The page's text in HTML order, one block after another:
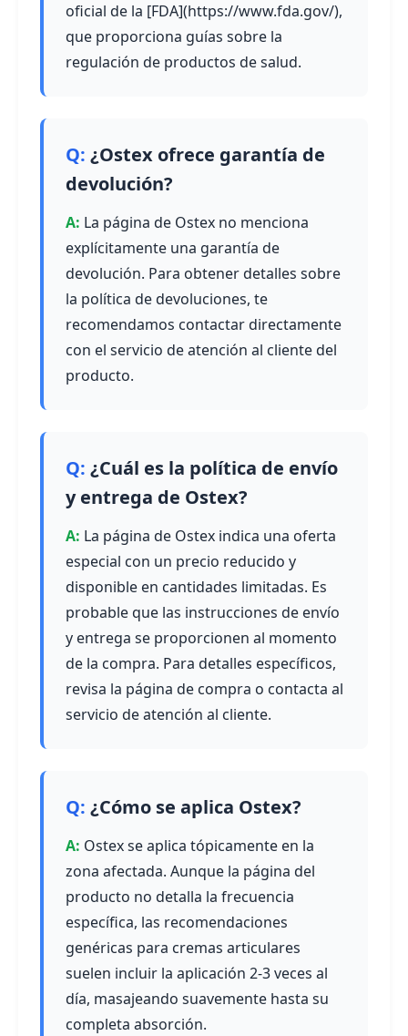
oficial de la [FDA](https://www.fda.gov/),
que proporciona guías sobre la
regulación de productos de salud.
¿Ostex ofrece garantía de
devolución?
La página de Ostex no menciona
explícitamente una garantía de
devolución. Para obtener detalles sobre
la política de devoluciones, te
recomendamos contactar directamente
con el servicio de atención al cliente del
producto.
¿Cuál es la política de envío
y entrega de Ostex?
La página de Ostex indica una oferta
especial con un precio reducido y
disponible en cantidades limitadas. Es
probable que las instrucciones de envío
y entrega se proporcionen al momento
de la compra. Para detalles específicos,
revisa la página de compra o contacta al
servicio de atención al cliente.
¿Cómo se aplica Ostex?
Ostex se aplica tópicamente en la
zona afectada. Aunque la página del
producto no detalla la frecuencia
específica, las recomendaciones
genéricas para cremas articulares
suelen incluir la aplicación 2-3 veces al
día, masajeando suavemente hasta su
completa absorción.